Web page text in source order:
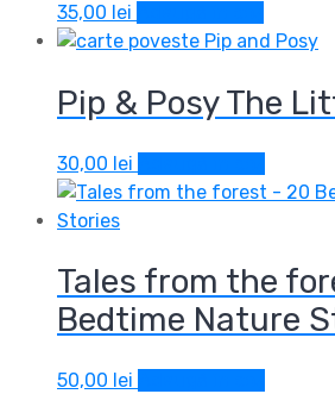
35,00 lei
Pip & Posy The
30,00 lei
Tales from the
Bedtime Nature
50,00 lei